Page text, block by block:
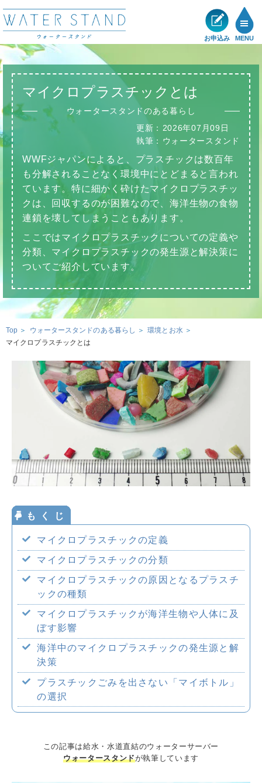
お申込み MENU
製品一覧
メリット
ショールーム
展示・キャンペーン情報
お客様の声
サポート
ウォータースタンドのある暮らし
ウォータースタンドのある暮らし トップ
ウォータースタンド活用術
環境とお水
ウォーターサーバー・浄水器の知識
お水の知識
美容・健康のお水
資料請求・お問合せ
お申込み
0120-032
おみず
-114
いいよ
サービスエリア
企業情報
採用情報
マイクロプラスチックとは
ウォータースタンドのある暮らし
更新： 2026年07月09日
執筆： ウォータースタンド
WWFジャパンによると、プラスチックは数百年
も分解されることなく環境中にとどまると言われ
ています。特に細かく砕けたマイクロプラスチッ
クは、回収するのが困難なので、海洋生物の食物
連鎖を壊してしまうこともあります。
ここではマイクロプラスチックについての定義や
分類、マイクロプラスチックの発生源と解決策に
ついてご紹介しています。
Top ウォータースタンドのある暮らし
環境とお水
マイクロプラスチックとは
マイクロプラスチックの定義
マイクロプラスチックの分類
マイクロプラスチックの原因となるプラスチ
ックの種類
マイクロプラスチックが海洋生物や人体に及
ぼす影響
海洋中のマイクロプラスチックの発生源と解
決策
プラスチックごみを出さない「マイボトル」
の選択
この記事は給水・水道直結のウォーターサーバー
ウォータースタンドが執筆しています